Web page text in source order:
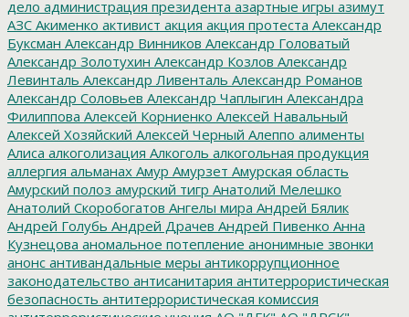
дело администрация президента азартные игры азимут
АЗС Акименко активист акция акция протеста Александр
Буксман Александр Винников Александр Головатый
Александр Золотухин Александр Козлов Александр
Левинталь Александр Ливенталь Александр Романов
Александр Соловьев Александр Чаплыгин Александра
Филиппова Алексей Корниенко Алексей Навальный
Алексей Хозяйский Алексей Черный Алеппо алименты
Алиса алкоголизация Алкоголь алкогольная продукция
аллергия альманах Амур Амурзет Амурская область
Амурский полоз амурский тигр Анатолий Мелешко
Анатолий Скоробогатов Ангелы мира Андрей Бялик
Андрей Голубь Андрей Драчев Андрей Пивенко Анна
Кузнецова аномальное потепление анонимные звонки
анонс антивандальные меры антикоррупционное
законодательство антисанитария антитеррористическая
безопасность антитеррористическая комиссия